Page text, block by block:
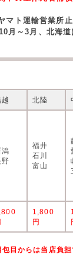
マト運輸営業所
月～3月、北海
越 北陸
潟
野
福井
石川
富山
1,800
円
目からは当店負担